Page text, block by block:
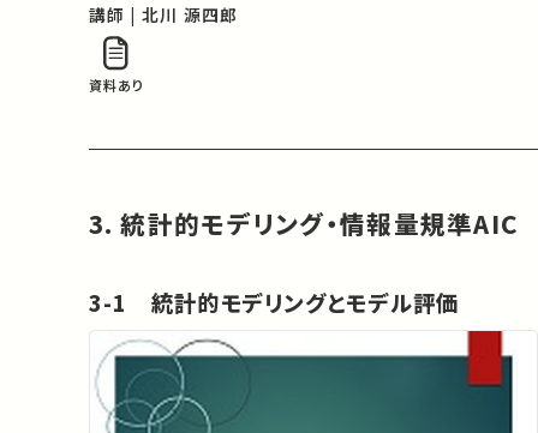
講師 | 北川 源四郎
資料あり
3. 統計的モデリング・情報量規準AIC
3-1 統計的モデリングとモデル評価